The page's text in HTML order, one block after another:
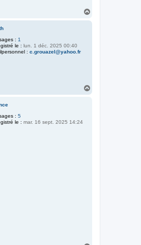
: 1
le : lun. 1 déc. 2025 00:40
: c.grouazel@yahoo.fr
: 5
le : mar. 16 sept. 2025 14:24